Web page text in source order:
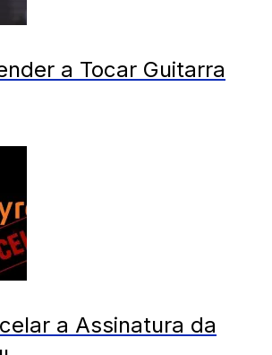
a Tocar Guitarra
a Assinatura da